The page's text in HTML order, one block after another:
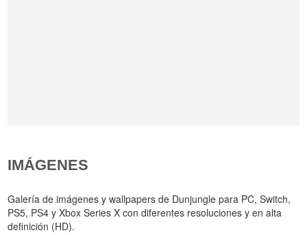
IMÁGENES
Galería de imágenes y wallpapers de Dunjungle para PC, Switch,
PS5, PS4 y Xbox Series X con diferentes resoluciones y en alta
definición (HD).